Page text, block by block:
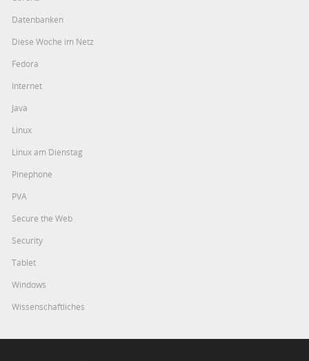
Datenbanken
Diese Woche im Netz
Fedora
Internet
Java
Linux
Linux am Dienstag
Pinephone
PVA
Secure the Web
Security
Tablet
Windows
Wissenschaftliches